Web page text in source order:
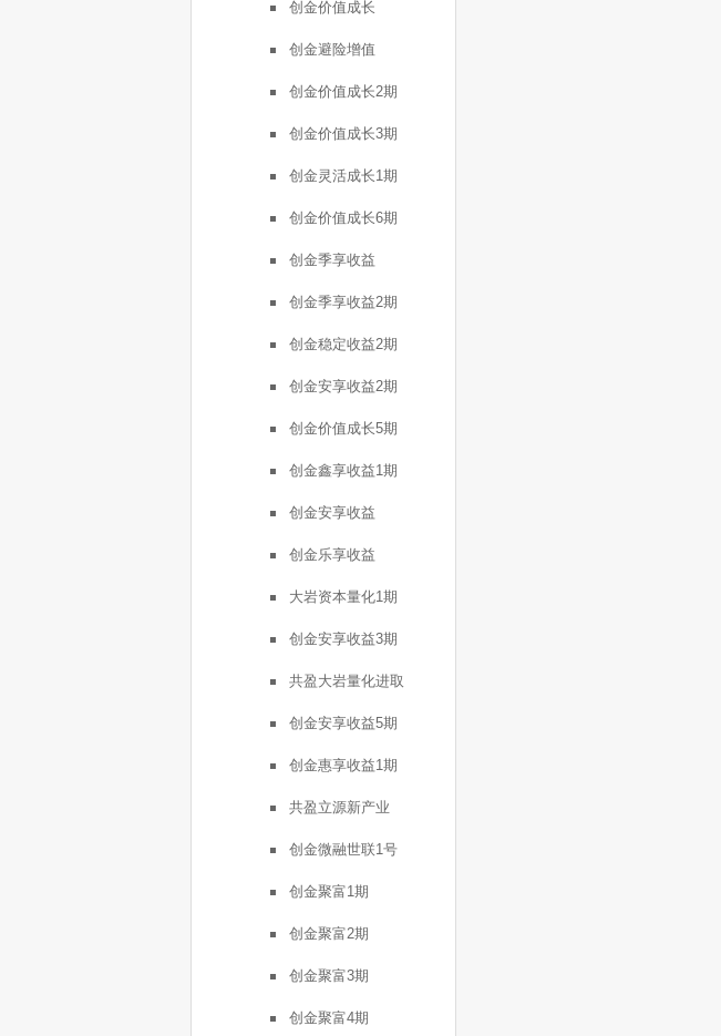
创金价值成长
创金避险增值
创金价值成长2期
创金价值成长3期
创金灵活成长1期
创金价值成长6期
创金季享收益
创金季享收益2期
创金稳定收益2期
创金安享收益2期
创金价值成长5期
创金鑫享收益1期
创金安享收益
创金乐享收益
大岩资本量化1期
创金安享收益3期
共盈大岩量化进取
创金安享收益5期
创金惠享收益1期
共盈立源新产业
创金微融世联1号
创金聚富1期
创金聚富2期
创金聚富3期
创金聚富4期